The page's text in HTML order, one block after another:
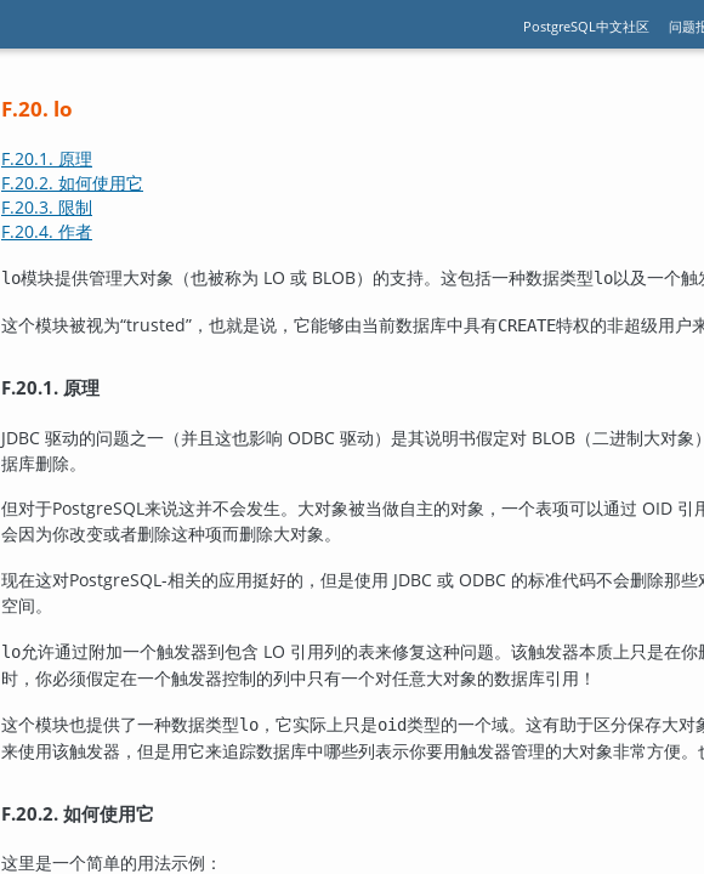
PostgreSQL中文社区 问题
F.20. lo
F.20.1. 原理
F.20.2. 如何使用它
F.20.3. 限制
F.20.4. 作者
lo模块提供管理大对象（也被称为 LO 或 BLOB）的支持。这包括一种数据类型lo以及一个触
这个模块被视为“trusted” ，也就是说，它能够由当前数据库中具有CREATE特权的非超级用户
F.20.1. 原理
JDBC 驱动的问题之一（并且这也影响 ODBC 驱动）是其说明书假定对 BLOB（二进制大对
据库删除。
但对于PostgreSQL来说这并不会发生。大对象被当做自主的对象，一个表项可以通过 OID
会因为你改变或者删除这种项而删除大对象。
现在这对PostgreSQL-相关的应用挺好的，但是使用 JDBC 或 ODBC 的标准代码不会删除那
空间。
lo允许通过附加一个触发器到包含 LO 引用列的表来修复这种问题。该触发器本质上只是在
时，你必须假定在一个触发器控制的列中只有一个对任意大对象的数据库引用！
这个模块也提供了一种数据类型lo ，它实际上只是oid类型的一个域。这有助于区分保存大
来使用该触发器，但是用它来追踪数据库中哪些列表示你要用触发器管理的大对象非常方便
F.20.2. 如何使用它
这里是一个简单的用法示例：